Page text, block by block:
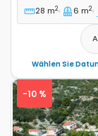
28 m2 6 m2
Wählen Sie
-10 %